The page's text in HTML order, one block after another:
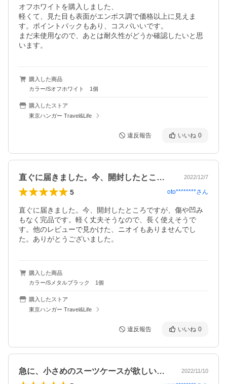
オフホワイトを購入しました、
軽くて、見た目も表面がエンボス調で価格以上に見えま
す。ポイントパックもあり、コスパいいです。
まだ未使用なので、あとは耐久性がどうか確認したいと思
います。
購入した商品
カラー/Sオフホワイト 1個
購入したストア
東京ハンガー Travel&Life
違反報告 いいね 0
直ぐに届きました。今、開封したところで… 2022/12/7
5 oto********さん
直ぐに届きました。今、開封したところですが、傷や凹み
もなく完品です。軽く丈夫そうなので、長く使えそうで
す。他のレビューで見かけた、ニオイもありませんでし
た。ありがとうございました。
購入した商品
カラー/Sメタルブラック 1個
購入したストア
東京ハンガー Travel&Life
違反報告 いいね 0
急に、小さめのスーツケースが欲しいと言… 2022/11/10